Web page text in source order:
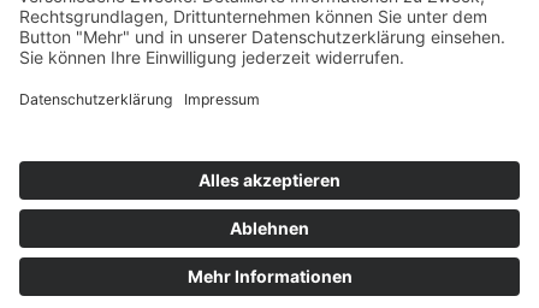
und Dozenten waren äußerst freundlich. Die Korrekturen
erfolgten stets in kürzester Zeit. Auf Anfragen erhielt ich prompt
und kompetent Rückmeldungen. Ich beabsichtige, mich auch
zukünftig für Studiengänge an dieser Institution anzumelden
weiterempfehlen kann.
Ab Ab
Die Bewertungen werden (laut Google) auf ihre Echtheit
überprüft. Infos zu unserem Datenschutz: